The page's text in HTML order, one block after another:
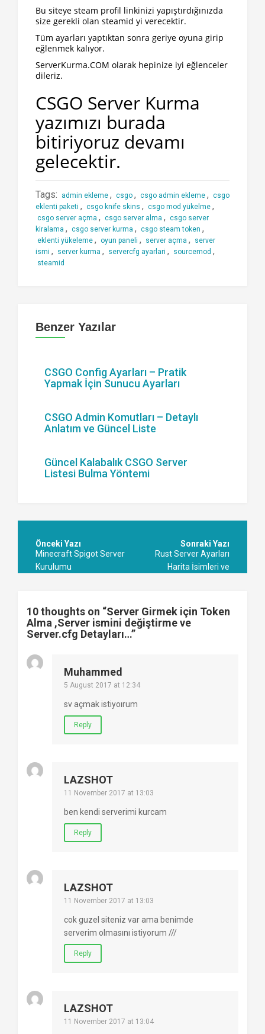
Bu siteye steam profil linkinizi yapıştırdığınızda
size gerekli olan steamid yi verecektir.
Tüm ayarları yaptıktan sonra geriye oyuna girip
eğlenmek kalıyor.
ServerKurma.COM olarak hepinize iyi eğlenceler
dileriz.
CSGO Server Kurma
yazımızı burada
bitiriyoruz devamı
gelecektir.
Tags: admin ekleme , csgo , csgo admin ekleme , csgo
eklenti paketi , csgo knife skins , csgo mod yükelme ,
csgo server açma , csgo server alma , csgo server
kiralama , csgo server kurma , csgo steam token ,
eklenti yükeleme , oyun paneli , server açma ,
server
ismi , server kurma , servercfg ayarlari , sourcemod ,
steamid
Benzer Yazılar
CSGO Config Ayarları – Pratik
Yapmak İçin Sunucu Ayarları
CSGO Admin Komutları – Detaylı
Anlatım ve Güncel Liste
Güncel Kalabalık CSGO Server
Listesi Bulma Yöntemi
navigation
Minecraft Spigot Server
Kurulumu
Rust Server Ayarları
Harita İsimleri ve
10 thoughts on “Server Girmek için Token
Alma ,Server ismini değiştirme ve
Server.cfg Detayları…”
Muhammed
5 August 2017 at 12:34
sv açmak istiyoırum
Reply
LAZSHOT
11 November 2017 at 13:03
ben kendi serverimi kurcam
Reply
LAZSHOT
11 November 2017 at 13:03
cok guzel siteniz var ama benimde
serverim olmasını istiyorum ///
Reply
LAZSHOT
11 November 2017 at 13:04